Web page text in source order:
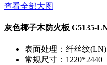
查看全部大图
灰色椰子木防火板 G5135-
表面处理 ： 纤丝纹(LN)
常规尺寸 ： 1220*2440